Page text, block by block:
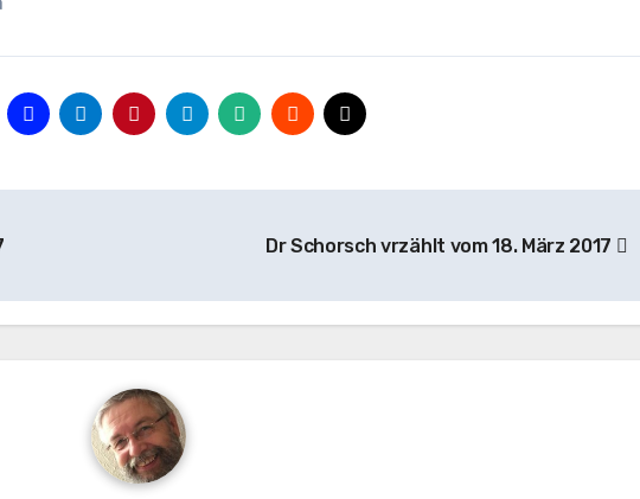
Dr Schorsch vrzählt vom 18. März 2017